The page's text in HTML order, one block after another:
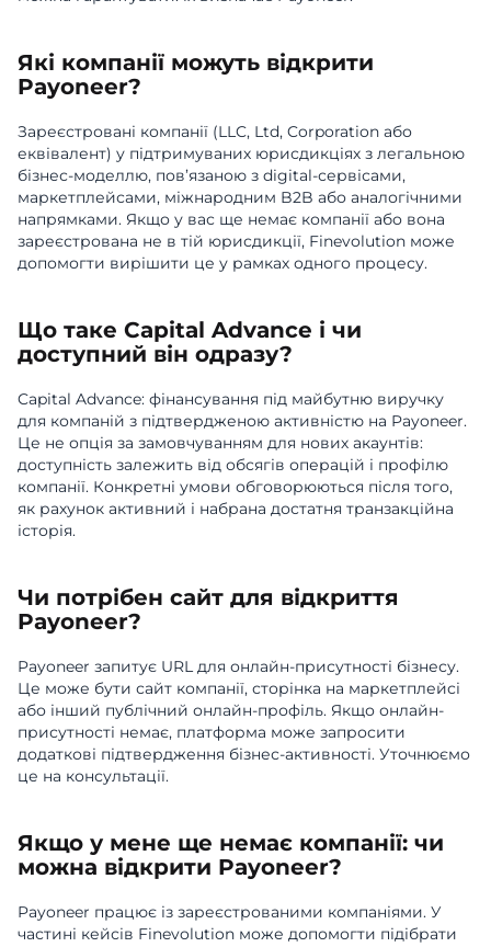
Які компанії можуть відкрити
Payoneer?
Зареєстровані компанії (LLC, Ltd, Corporation або
еквівалент) у підтримуваних юрисдикціях з легальною
бізнес-моделлю, пов’язаною з digital-сервісами,
маркетплейсами, міжнародним B2B або аналогічними
напрямками. Якщо у вас ще немає компанії або вона
зареєстрована не в тій юрисдикції, Finevolution може
допомогти вирішити це у рамках одного процесу.
Що таке Capital Advance і чи
доступний він одразу?
Capital Advance: фінансування під майбутню виручку
для компаній з підтвердженою активністю на Payoneer.
Це не опція за замовчуванням для нових акаунтів:
доступність залежить від обсягів операцій і профілю
компанії. Конкретні умови обговорюються після того,
як рахунок активний і набрана достатня транзакційна
історія.
Чи потрібен сайт для відкриття
Payoneer?
Payoneer запитує URL для онлайн-присутності бізнесу.
Це може бути сайт компанії, сторінка на маркетплейсі
або інший публічний онлайн-профіль. Якщо онлайн-
присутності немає, платформа може запросити
додаткові підтвердження бізнес-активності. Уточнюємо
це на консультації.
Якщо у мене ще немає компанії: чи
можна відкрити Payoneer?
Payoneer працює із зареєстрованими компаніями. У
частині кейсів Finevolution може допомогти підібрати